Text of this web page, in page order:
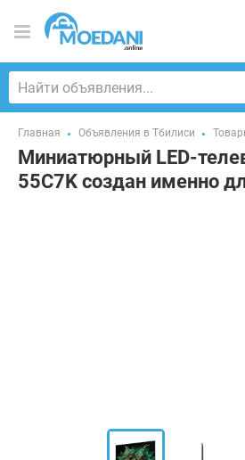
Главная Объявления в Тбилиси
Миниатюрный LED-
55C7K создан именно